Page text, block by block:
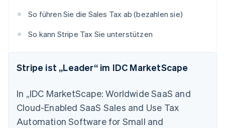
So führen Sie die Sales Tax ab (bezahlen sie)
So kann Stripe Tax Sie unterstützen
Stripe ist „Leader“ im IDC MarketScape
In „IDC MarketScape: Worldwide SaaS and
Cloud-Enabled SaaS Sales and Use Tax
Automation Software for Small and